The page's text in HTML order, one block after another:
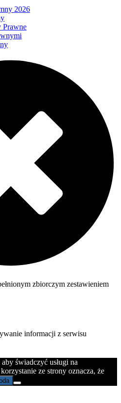
2026
Prawne
zbiorczym zestawieniem
informacji z serwisu
świadczyć usługi na
ze strony oznacza, że